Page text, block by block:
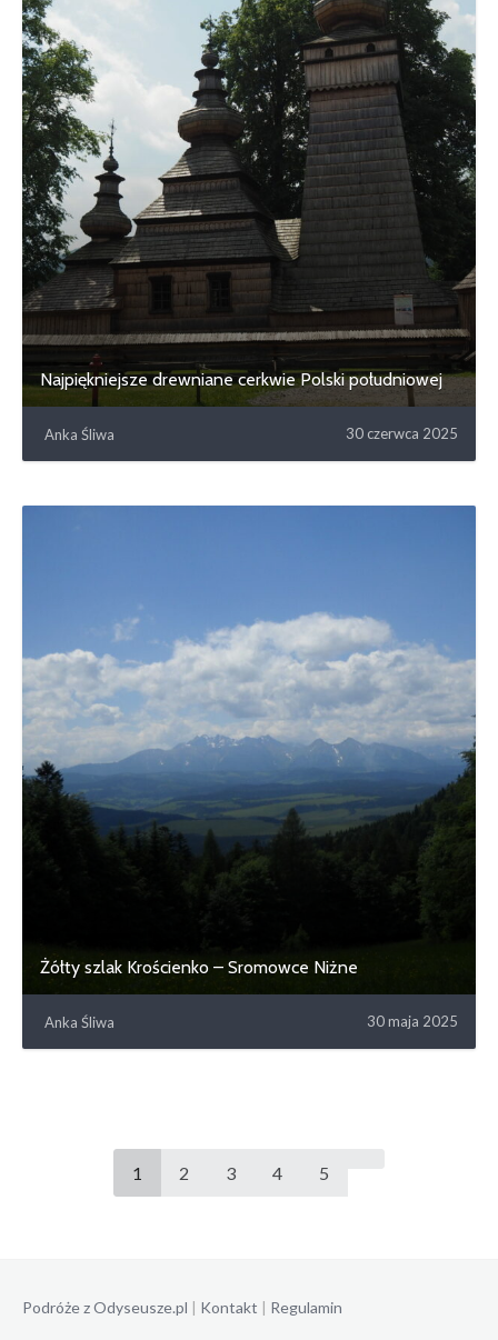
Najpiękniejsze drewniane cerkwie Polski południowej
Anka Śliwa 30 czerwca 2025
Żółty szlak Krościenko – Sromowce Niżne
Anka Śliwa 30 maja 2025
1 2 3 4 5
Podróże z Odyseusze.pl | Kontakt | Regulamin